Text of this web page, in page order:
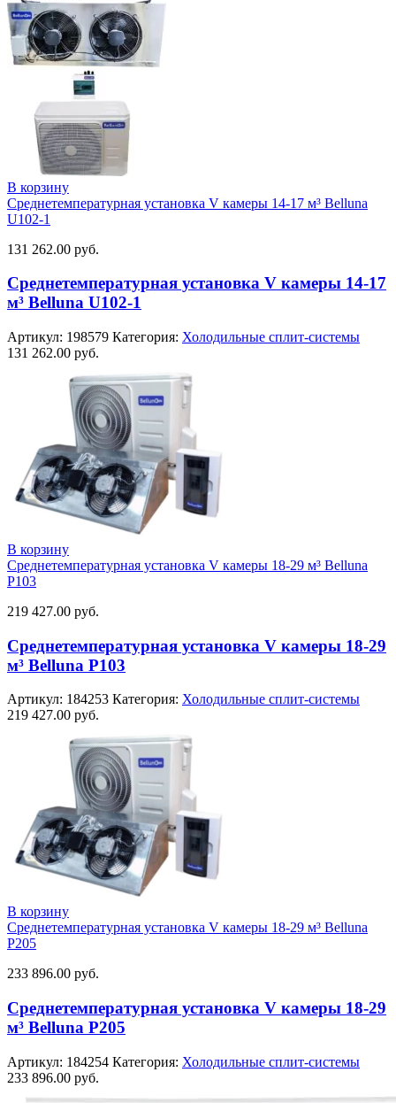
В корзину
Среднетемпературная установка V камеры 14-17 м³ Belluna
U102-1
131 262.00 руб.
Среднетемпературная установка V камеры 14-17
м³ Belluna U102-1
Артикул: 198579 Категория: Холодильные сплит-системы
131 262.00 руб.
В корзину
Среднетемпературная установка V камеры 18-29 м³ Belluna
P103
219 427.00 руб.
Среднетемпературная установка V камеры 18-29
м³ Belluna P103
Артикул: 184253 Категория: Холодильные сплит-системы
219 427.00 руб.
В корзину
Среднетемпературная установка V камеры 18-29 м³ Belluna
P205
233 896.00 руб.
Среднетемпературная установка V камеры 18-29
м³ Belluna P205
Артикул: 184254 Категория: Холодильные сплит-системы
233 896.00 руб.